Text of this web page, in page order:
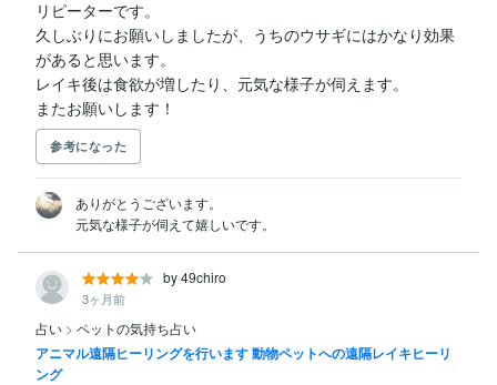
リピーターです。
久しぶりにお願いしましたが、うちのウサギにはかなり効果
があると思います。
レイキ後は食欲が増したり、元気な様子が伺えます。
またお願いします！
参考になった
ありがとうございます。
元気な様子が伺えて嬉しいです。
by 49chiro
3ヶ月前
占い > ペットの気持ち占い
アニマル遠隔ヒーリングを行います 動物ペットへの遠隔レイキヒーリ
ング